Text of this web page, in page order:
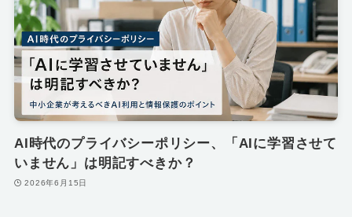
AI時代のプライバシーポリシー、「AIに学習させて
いません」は明記すべきか？
2026年6月15日